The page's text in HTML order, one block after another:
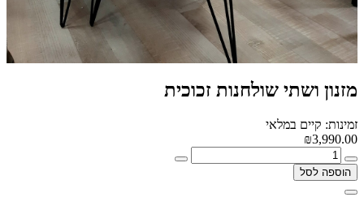
מזנון ושתי שולחנות זכוכית
זמינות: קיים במלאי
₪3,990.00
הוספה לסל